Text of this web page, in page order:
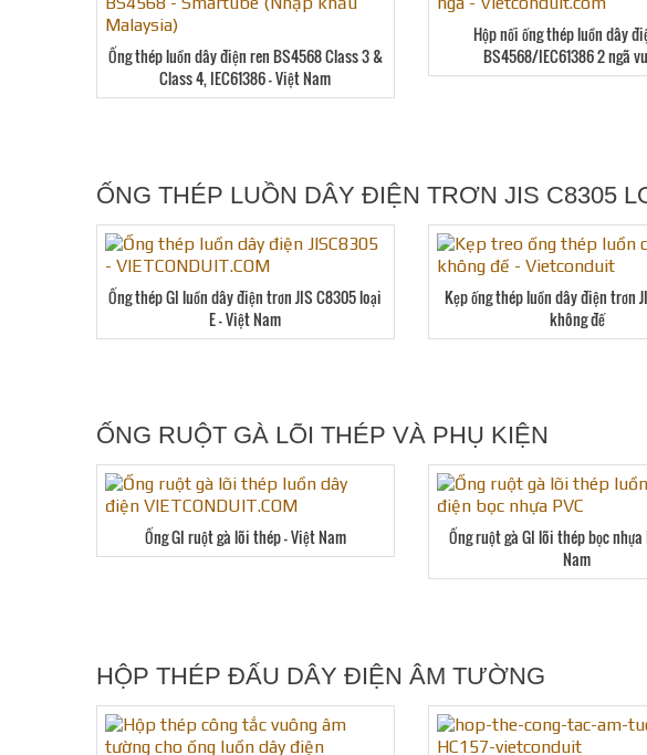
Ống thép luồn dây điện ren BS4568 Class 3 &
Class 4, IEC61386 – Việt Nam
Hộp nối ống thép luồn dây
BS4568/IEC61386 2 ngã
ỐNG THÉP LUỒN DÂY ĐIỆN TRƠN JIS C8305
Ống thép GI luồn dây điện trơn JIS C8305 loại
E – Việt Nam
Kẹp ống thép luồn dây điện trơn
không đế
ỐNG RUỘT GÀ LÕI THÉP VÀ PHỤ KIỆN
Ống GI ruột gà lõi thép – Việt Nam
Ống ruột gà GI lõi thép bọc nhựa
Nam
HỘP THÉP ĐẤU DÂY ĐIỆN ÂM TƯỜNG